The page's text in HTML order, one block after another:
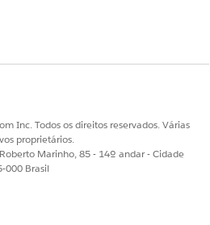
Inc. Todos os direitos reservados. Várias
proprietários.
Marinho, 85 - 14º andar - Cidade
000 Brasil